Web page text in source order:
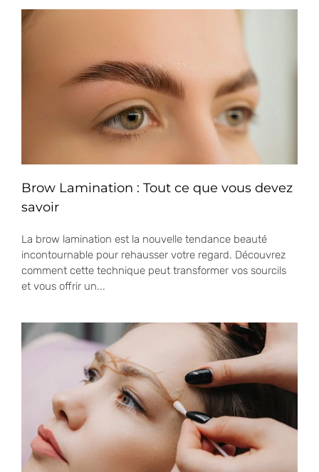
Brow Lamination : Tout ce que vous devez
savoir
La brow lamination est la nouvelle tendance beauté
incontournable pour rehausser votre regard. Découvrez
comment cette technique peut transformer vos sourcils
et vous offrir un...